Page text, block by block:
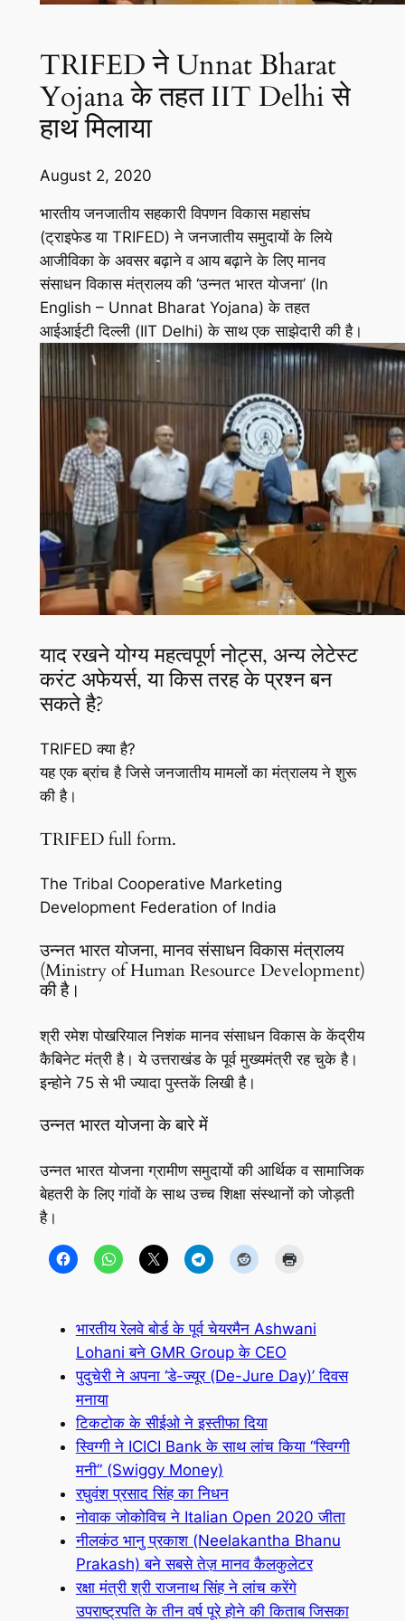
TRIFED ने Unnat Bharat
Yojana के तहत IIT Delhi से
हाथ मिलाया
August 2, 2020
भारतीय जनजातीय सहकारी विपणन विकास महासंघ
(ट्राइफेड या TRIFED) ने जनजातीय समुदायों के लिये
आजीविका के अवसर बढ़ाने व आय बढ़ाने के लिए मानव
संसाधन विकास मंत्रालय की ‘उन्नत भारत योजना’ (In
English – Unnat Bharat Yojana) के तहत
आईआईटी दिल्ली (IIT Delhi) के साथ एक साझेदारी की है।
याद रखने योग्य महत्वपूर्ण नोट्स, अन्य लेटेस्ट
करंट अफेयर्स, या किस तरह के प्रश्न बन
सकते है?
TRIFED क्या है?
यह एक ब्रांच है जिसे जनजातीय मामलों का मंत्रालय ने शुरू
की है।
TRIFED full form.
The Tribal Cooperative Marketing
Development Federation of India
उन्नत भारत योजना, मानव संसाधन विकास मंत्रालय
(Ministry of Human Resource Development)
की है।
श्री रमेश पोखरियाल निशंक मानव संसाधन विकास के केंद्रीय
कैबिनेट मंत्री है। ये उत्तराखंड के पूर्व मुख्यमंत्री रह चुके है।
इन्होने 75 से भी ज्यादा पुस्तकें लिखी है।
उन्नत भारत योजना के बारे में
उन्नत भारत योजना ग्रामीण समुदायों की आर्थिक व सामाजिक
बेहतरी के लिए गांवों के साथ उच्च शिक्षा संस्थानों को जोड़ती
है।
भारतीय रेलवे बोर्ड के पूर्व चेयरमैन Ashwani
Lohani बने GMR Group के CEO
पुदुचेरी ने अपना ‘डे-ज्यूर (De-Jure Day)’ दिवस
मनाया
टिकटोक के सीईओ ने इस्तीफा दिया
स्विग्गी ने ICICI Bank के साथ लांच किया “स्विग्गी
मनी” (Swiggy Money)
रघुवंश प्रसाद सिंह का निधन
नोवाक जोकोविच ने Italian Open 2020 जीता
नीलकंठ भानु प्रकाश (Neelakantha Bhanu
Prakash) बने सबसे तेज़ मानव कैलकुलेटर
रक्षा मंत्री श्री राजनाथ सिंह ने लांच करेंगे
उपराष्ट्रपति के तीन वर्ष पूरे होने की किताब जिसका